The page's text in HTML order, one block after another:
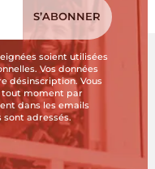
soient utilisées
Vos données
désinscription. Vous
tout moment par
dans les emails
adressés.